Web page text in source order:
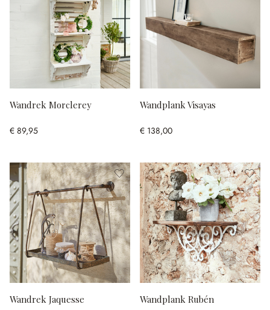
Wandrek Morclerey
€ 89,95
Wandplank Visayas
€ 138,00
Wandrek Jaquesse Wandplank Rubén